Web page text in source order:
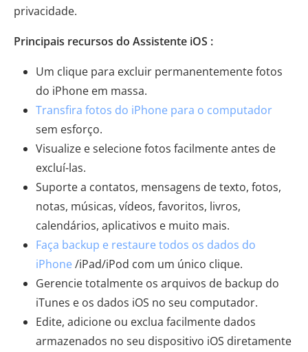
privacidade.
Principais recursos do Assistente iOS :
Um clique para excluir permanentemente fotos
do iPhone em massa.
Transfira fotos do iPhone para o computador
sem esforço.
Visualize e selecione fotos facilmente antes de
excluí-las.
Suporte a contatos, mensagens de texto, fotos,
notas, músicas, vídeos, favoritos, livros,
calendários, aplicativos e muito mais.
Faça backup e restaure todos os dados do
iPhone /iPad/iPod com um único clique.
Gerencie totalmente os arquivos de backup do
iTunes e os dados iOS no seu computador.
Edite, adicione ou exclua facilmente dados
armazenados no seu dispositivo iOS diretamente